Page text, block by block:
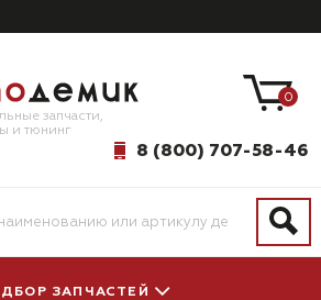
запчасти,
и тюнинг
8 (800) 707-58-46
0
ЗАПЧАСТЕЙ